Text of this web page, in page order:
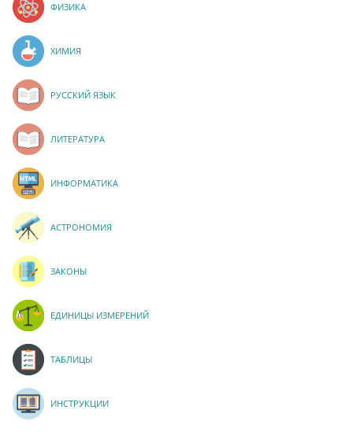
ФИЗИКА
ХИМИЯ
РУССКИЙ ЯЗЫК
ЛИТЕРАТУРА
ИНФОРМАТИКА
АСТРОНОМИЯ
ЗАКОНЫ
ЕДИНИЦЫ ИЗМЕРЕНИЙ
ТАБЛИЦЫ
ИНСТРУКЦИИ